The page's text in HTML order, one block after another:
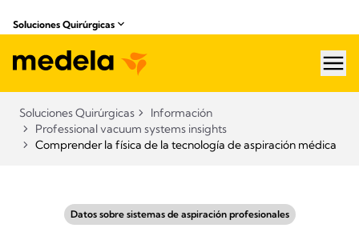
Soluciones Quirúrgicas
Soluciones Quirúrgicas
Información
Professional vacuum systems insights
Comprender la física de la tecnología de aspiración médica
Datos sobre sistemas de aspiración profesionales